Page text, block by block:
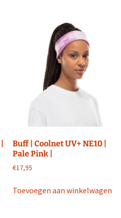
Buff | Coolnet UV+ NE10 |
Pale Pink |
€17,95
Toevoegen aan winkelwagen